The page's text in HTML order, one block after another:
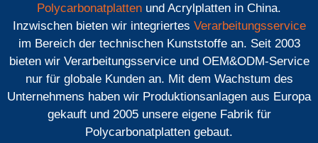
Polycarbonatplatten und Acrylplatten in China.
Inzwischen bieten wir integriertes Verarbeitungsservice
im Bereich der technischen Kunststoffe an. Seit 2003
bieten wir Verarbeitungsservice und OEM&ODM-Service
nur für globale Kunden an. Mit dem Wachstum des
Unternehmens haben wir Produktionsanlagen aus Europa
gekauft und 2005 unsere eigene Fabrik für
Polycarbonatplatten gebaut.